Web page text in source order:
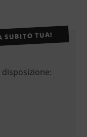
SUBITO TUA!